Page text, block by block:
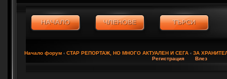
Начало форум ‹ СТАР РЕПОРТАЖ, НО МНОГО АКТУАЛЕН И СЕГА ‹ ЗА
Регистрация
Влез